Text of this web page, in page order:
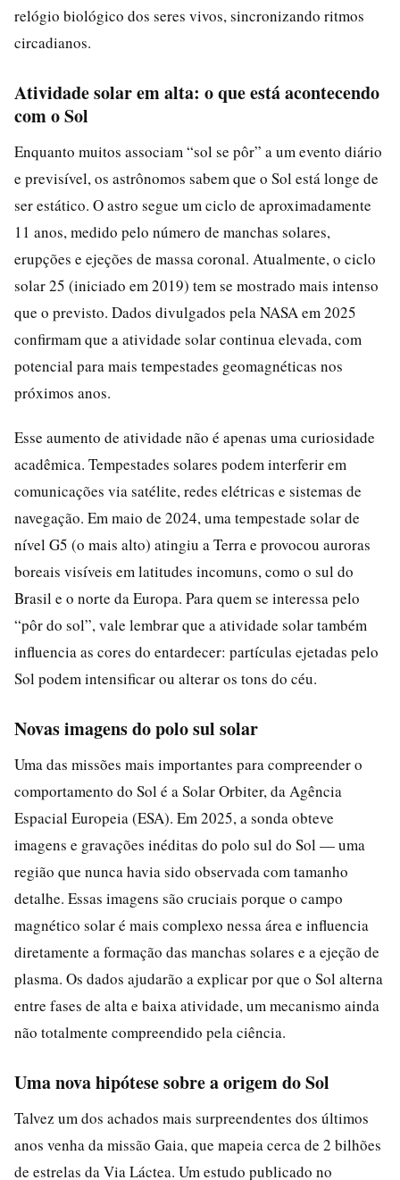
relógio biológico dos seres vivos, sincronizando ritmos
circadianos.
Atividade solar em alta: o que está acontecendo
com o Sol
Enquanto muitos associam “sol se pôr” a um evento diário
e previsível, os astrônomos sabem que o Sol está longe de
ser estático. O astro segue um ciclo de aproximadamente
11 anos, medido pelo número de manchas solares,
erupções e ejeções de massa coronal. Atualmente, o ciclo
solar 25 (iniciado em 2019) tem se mostrado mais intenso
que o previsto. Dados divulgados pela NASA em 2025
confirmam que a atividade solar continua elevada, com
potencial para mais tempestades geomagnéticas nos
próximos anos.
Esse aumento de atividade não é apenas uma curiosidade
acadêmica. Tempestades solares podem interferir em
comunicações via satélite, redes elétricas e sistemas de
navegação. Em maio de 2024, uma tempestade solar de
nível G5 (o mais alto) atingiu a Terra e provocou auroras
boreais visíveis em latitudes incomuns, como o sul do
Brasil e o norte da Europa. Para quem se interessa pelo
“pôr do sol”, vale lembrar que a atividade solar também
influencia as cores do entardecer: partículas ejetadas pelo
Sol podem intensificar ou alterar os tons do céu.
Novas imagens do polo sul solar
Uma das missões mais importantes para compreender o
comportamento do Sol é a Solar Orbiter, da Agência
Espacial Europeia (ESA). Em 2025, a sonda obteve
imagens e gravações inéditas do polo sul do Sol — uma
região que nunca havia sido observada com tamanho
detalhe. Essas imagens são cruciais porque o campo
magnético solar é mais complexo nessa área e influencia
diretamente a formação das manchas solares e a ejeção de
plasma. Os dados ajudarão a explicar por que o Sol alterna
entre fases de alta e baixa atividade, um mecanismo ainda
não totalmente compreendido pela ciência.
Uma nova hipótese sobre a origem do Sol
Talvez um dos achados mais surpreendentes dos últimos
anos venha da missão Gaia, que mapeia cerca de 2 bilhões
de estrelas da Via Láctea. Um estudo publicado no